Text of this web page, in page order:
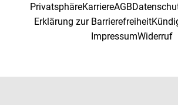
PrivatsphäreKarriereAGB
Erklärung zur Barrierefreiheit
ImpressumWiderruf